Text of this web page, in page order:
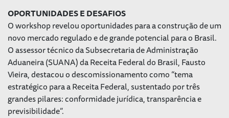
OPORTUNIDADES E DESAFIOS
O workshop revelou oportunidades para a construção de um
novo mercado regulado e de grande potencial para o Brasil.
O assessor técnico da Subsecretaria de Administração
Aduaneira (SUANA) da Receita Federal do Brasil, Fausto
Vieira, destacou o descomissionamento como “tema
estratégico para a Receita Federal, sustentado por três
grandes pilares: conformidade jurídica, transparência e
previsibilidade”.